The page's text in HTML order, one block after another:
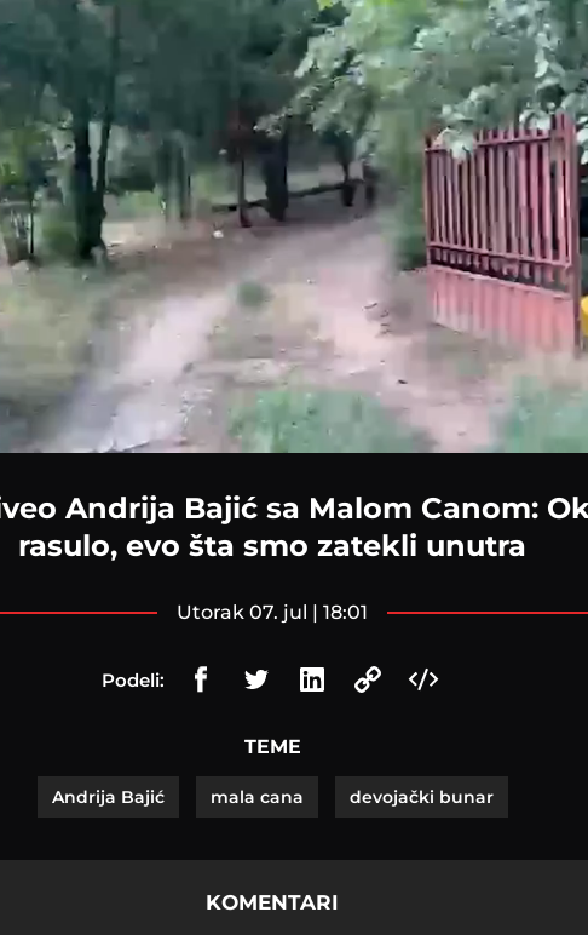
Andrija Bajić sa Malom Canom:
rasulo, evo šta smo zatekli unutra
utorak 07. jul | 18:01
Podeli:
TEME
Andrija Bajić mala cana devojački bunar
KOMENTARI